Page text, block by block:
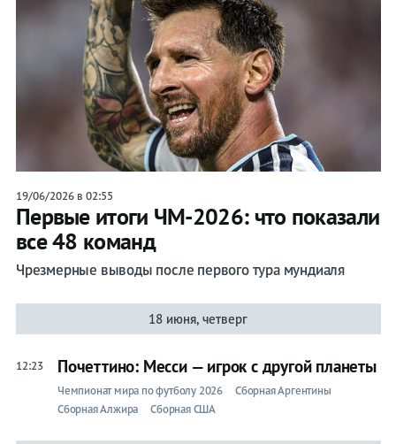
19/06/2026 в 02:55
Первые итоги ЧМ-2026: что показали
все 48 команд
Чрезмерные выводы после первого тура мундиаля
18 июня, четверг
12:23 Почеттино: Месси — игрок с другой планеты
Чемпионат мира по футболу 2026
Сборная Аргентины
Сборная Алжира
Сборная США